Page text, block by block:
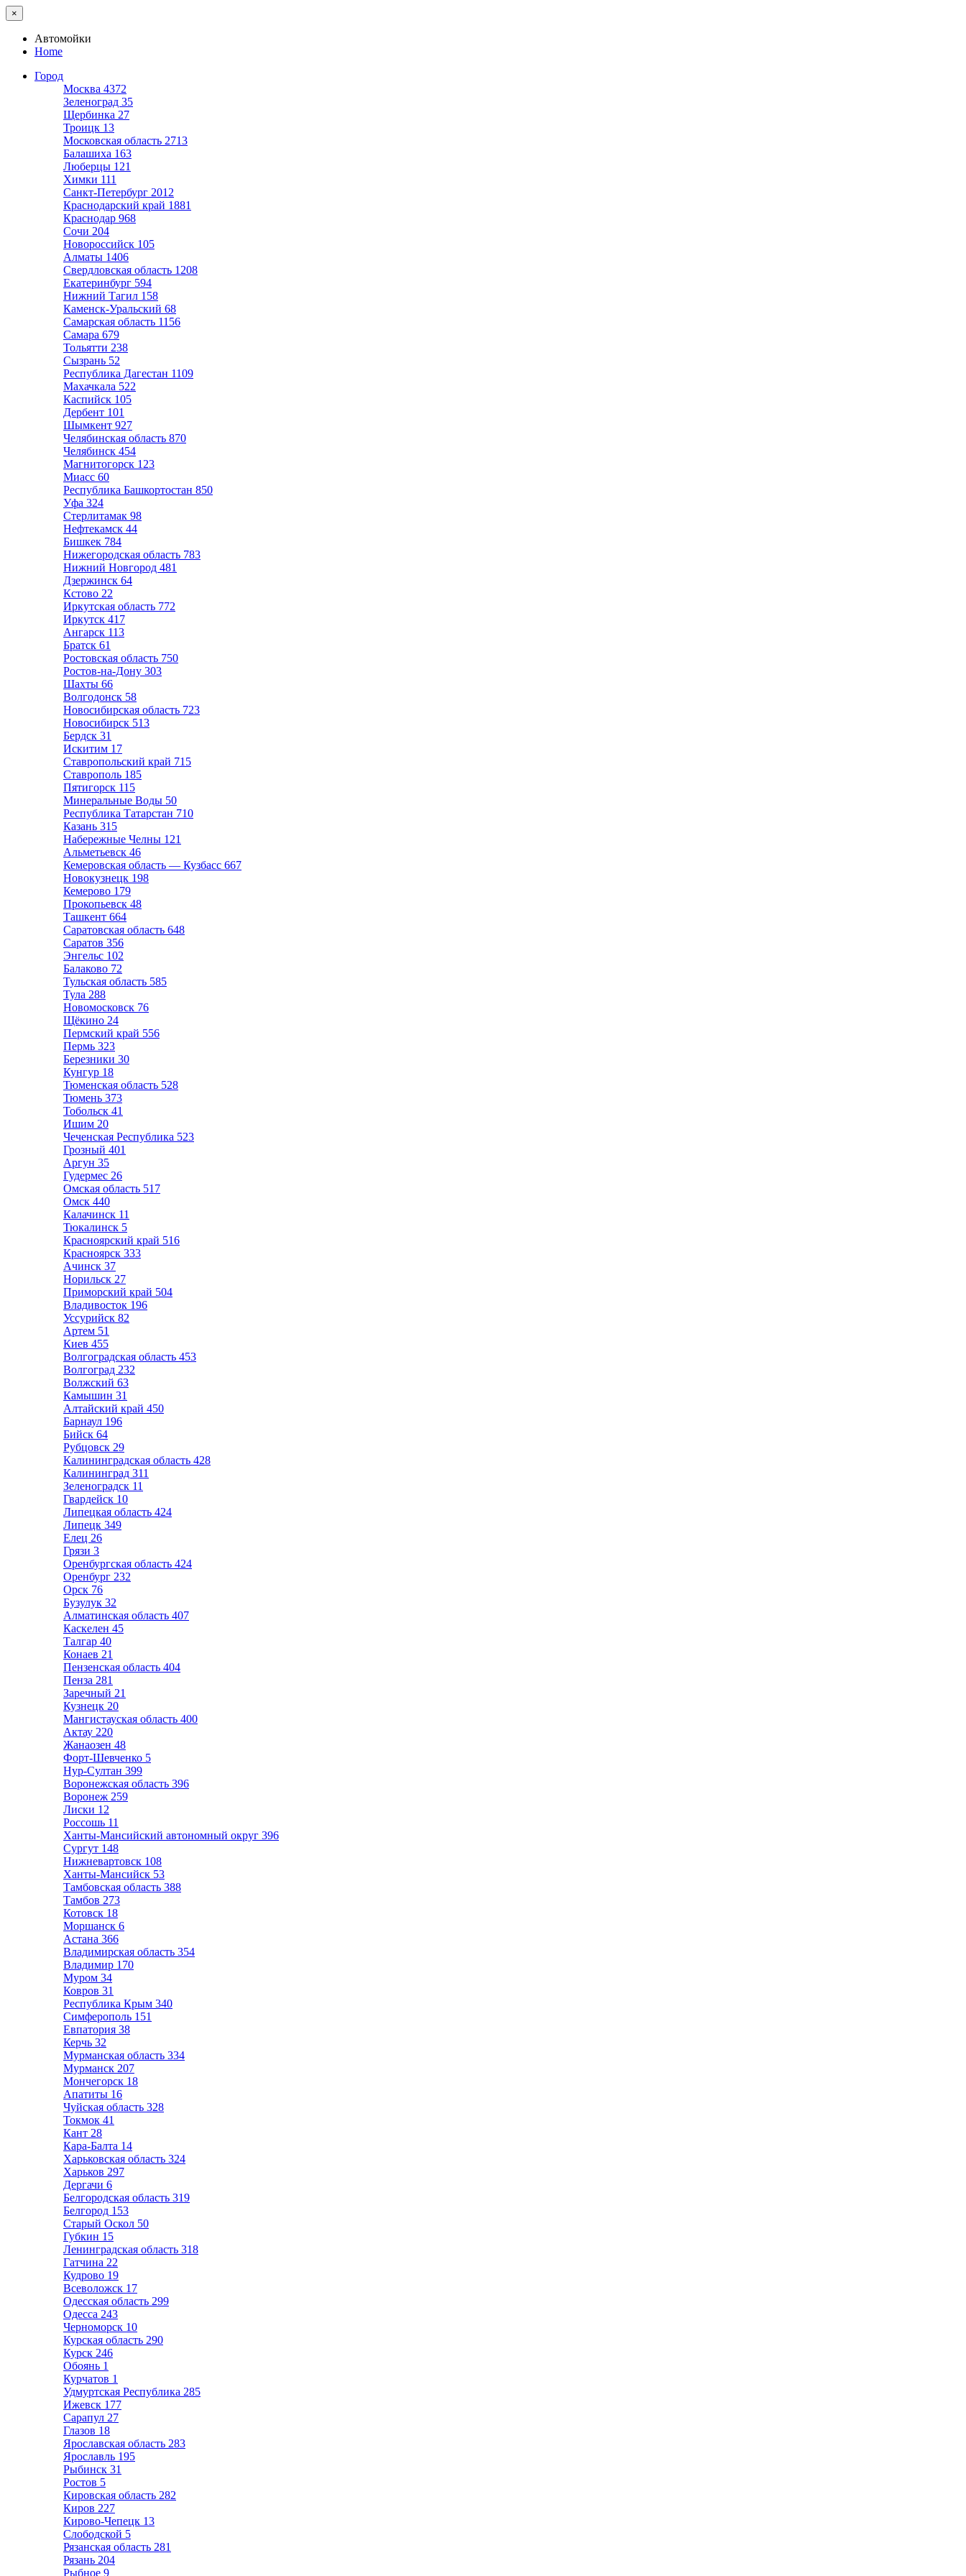
×
Автомойки
Home
Город
Москва 4372
Зеленоград 35
Щербинка 27
Троицк 13
Московская область 2713
Балашиха 163
Люберцы 121
Химки 111
Санкт-Петербург 2012
Краснодарский край 1881
Краснодар 968
Сочи 204
Новороссийск 105
Алматы 1406
Свердловская область 1208
Екатеринбург 594
Нижний Тагил 158
Каменск-Уральский 68
Самарская область 1156
Самара 679
Тольятти 238
Сызрань 52
Республика Дагестан 1109
Махачкала 522
Каспийск 105
Дербент 101
Шымкент 927
Челябинская область 870
Челябинск 454
Магнитогорск 123
Миасс 60
Республика Башкортостан 850
Уфа 324
Стерлитамак 98
Нефтекамск 44
Бишкек 784
Нижегородская область 783
Нижний Новгород 481
Дзержинск 64
Кстово 22
Иркутская область 772
Иркутск 417
Ангарск 113
Братск 61
Ростовская область 750
Ростов-на-Дону 303
Шахты 66
Волгодонск 58
Новосибирская область 723
Новосибирск 513
Бердск 31
Искитим 17
Ставропольский край 715
Ставрополь 185
Пятигорск 115
Минеральные Воды 50
Республика Татарстан 710
Казань 315
Набережные Челны 121
Альметьевск 46
Кемеровская область — Кузбасс 667
Новокузнецк 198
Кемерово 179
Прокопьевск 48
Ташкент 664
Саратовская область 648
Саратов 356
Энгельс 102
Балаково 72
Тульская область 585
Тула 288
Новомосковск 76
Щёкино 24
Пермский край 556
Пермь 323
Березники 30
Кунгур 18
Тюменская область 528
Тюмень 373
Тобольск 41
Ишим 20
Чеченская Республика 523
Грозный 401
Аргун 35
Гудермес 26
Омская область 517
Омск 440
Калачинск 11
Тюкалинск 5
Красноярский край 516
Красноярск 333
Ачинск 37
Норильск 27
Приморский край 504
Владивосток 196
Уссурийск 82
Артем 51
Киев 455
Волгоградская область 453
Волгоград 232
Волжский 63
Камышин 31
Алтайский край 450
Барнаул 196
Бийск 64
Рубцовск 29
Калининградская область 428
Калининград 311
Зеленоградск 11
Гвардейск 10
Липецкая область 424
Липецк 349
Елец 26
Грязи 3
Оренбургская область 424
Оренбург 232
Орск 76
Бузулук 32
Алматинская область 407
Каскелен 45
Талгар 40
Конаев 21
Пензенская область 404
Пенза 281
Заречный 21
Кузнецк 20
Мангистауская область 400
Актау 220
Жанаозен 48
Форт-Шевченко 5
Нур-Султан 399
Воронежская область 396
Воронеж 259
Лиски 12
Россошь 11
Ханты-Мансийский автономный округ 396
Сургут 148
Нижневартовск 108
Ханты-Мансийск 53
Тамбовская область 388
Тамбов 273
Котовск 18
Моршанск 6
Астана 366
Владимирская область 354
Владимир 170
Муром 34
Ковров 31
Республика Крым 340
Симферополь 151
Евпатория 38
Керчь 32
Мурманская область 334
Мурманск 207
Мончегорск 18
Апатиты 16
Чуйская область 328
Токмок 41
Кант 28
Кара-Балта 14
Харьковская область 324
Харьков 297
Дергачи 6
Белгородская область 319
Белгород 153
Старый Оскол 50
Губкин 15
Ленинградская область 318
Гатчина 22
Кудрово 19
Всеволожск 17
Одесская область 299
Одесса 243
Черноморск 10
Курская область 290
Курск 246
Обоянь 1
Курчатов 1
Удмуртская Республика 285
Ижевск 177
Сарапул 27
Глазов 18
Ярославская область 283
Ярославль 195
Рыбинск 31
Ростов 5
Кировская область 282
Киров 227
Кирово-Чепецк 13
Слободской 5
Рязанская область 281
Рязань 204
Рыбное 9